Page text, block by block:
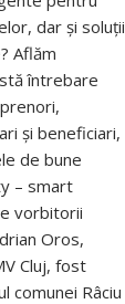
dar și soluții
Aflăm
întrebare
și beneficiari,
de bune
– smart
vorbitorii
Oros,
Cluj, fost
comunei Râciu